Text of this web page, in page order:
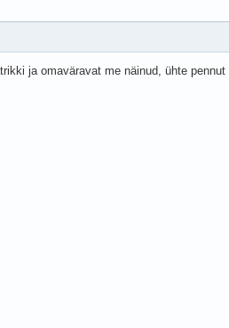
ja omaväravat me näinud, ühte pennut